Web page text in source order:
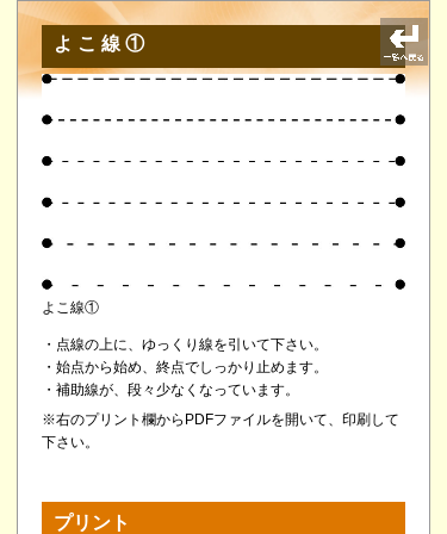
よこ線①
よこ線①
・点線の上に、ゆっくり線を引いて下さい。
・始点から始め、終点でしっかり止めます。
・補助線が、段々少なくなっています。
※右のプリント欄からPDFファイルを開いて、印刷して
下さい。
プリント